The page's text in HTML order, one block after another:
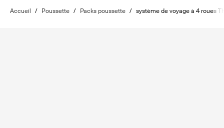
Accueil / Poussette / Packs poussette / système de voyage à 4 roues